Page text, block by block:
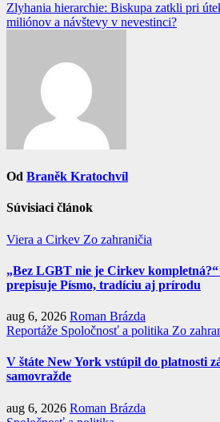
článku
Zlyhania hierarchie: Biskupa zatkli pri
miliónov a návštevy v nevestinci?
Od Braněk Kratochvíl
Súvisiaci článok
Viera a Cirkev Zo zahraničia
„Bez LGBT nie je Cirkev
prepisuje Písmo, tradíciu aj prírodu
aug 6, 2026 Roman Brázda
Reportáže Spoločnosť a politika Zo
V štáte New York vstúpil do platnosti
samovražde
aug 6, 2026 Roman Brázda